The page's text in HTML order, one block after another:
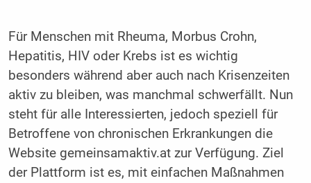
Für Menschen mit Rheuma, Morbus Crohn,
Hepatitis, HIV oder Krebs ist es wichtig
besonders während aber auch nach Krisenzeiten
aktiv zu bleiben, was manchmal schwerfällt. Nun
steht für alle Interessierten, jedoch speziell für
Betroffene von chronischen Erkrankungen die
Website gemeinsamaktiv.at zur Verfügung. Ziel
der Plattform ist es, mit einfachen Maßnahmen